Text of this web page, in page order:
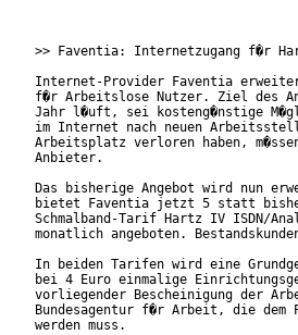
>> Faventia: Internetzugang f�r
Internet-Provider Faventia
f�r Arbeitslose Nutzer. Ziel des
Jahr l�uft, sei kosteng�nstige
im Internet nach neuen
Arbeitsplatz verloren haben,
Anbieter.
Das bisherige Angebot wird nun
bietet Faventia jetzt 5 statt bisher
Schmalband-Tarif Hartz IV ISDN/
monatlich angeboten.
In beiden Tarifen wird eine
bei 4 Euro einmalige
vorliegender Bescheinigung der
Bundesagentur f�r Arbeit, die
werden muss.